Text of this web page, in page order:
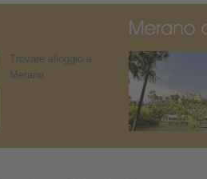
Trovare alloggio a
Merano